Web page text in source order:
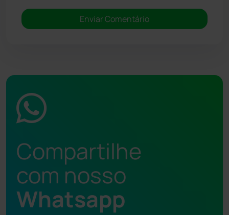
Compartilhe
com nosso
Whatsapp